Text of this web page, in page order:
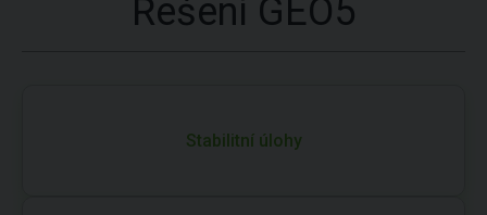
Řešení GEO5
Stabilitní úlohy